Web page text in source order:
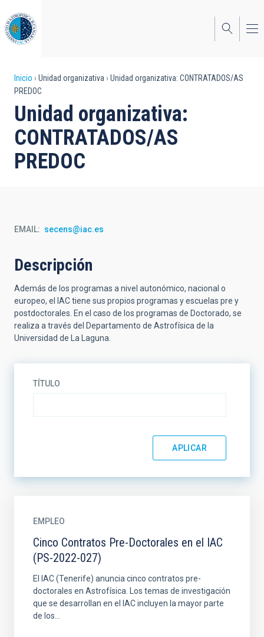
al
contenido
principal
Sobrescribir
enlaces
de
ayuda
a
Inicio Unidad organizativa
Unidad organizativa: CONTRATADOS/AS
PREDOC
Unidad organizativa:
CONTRATADOS/AS
PREDOC
EMAIL secens@iac.es
Descripción
Además de los programas a nivel autonómico, nacional o
europeo, el IAC tiene sus propios programas y escuelas pre y
postdoctorales. En el caso de los programas de Doctorado, se
realiza a través del Departamento de Astrofísica de la
Universidad de La Laguna.
TÍTULO
EMPLEO
Cinco Contratos Pre-Doctorales en el IAC
(PS-2022-027)
El IAC (Tenerife) anuncia cinco contratos pre-
doctorales en Astrofísica. Los temas de investigación
que se desarrollan en el IAC incluyen la mayor parte
de los...